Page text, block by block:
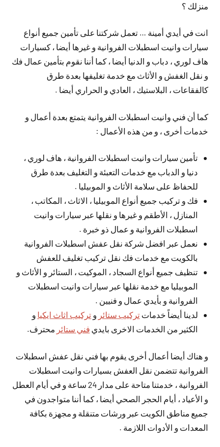
منزلك ؟
انت في أيدي أمينة … تعمل شركتنا على تأمين جميع أنواع
سيارات وانيت اسطبلات الفروانية و غيرها أيضا ، كسيارات
هاف لوري ، دباب و الدنيا أيضا ، كما أننا نقوم بتأمين عمال فك
و نقل الغفش و الأثاث مع خدمة تغليفها بعدة طرق
كالفقاعات ، البلاستيك ، العادي و الحراري أيضا .
كما أن فني وانيت اسطبلات الفروانية يتمتع بعدة أعمال و
خدمات أخرى ، و من هذه الأعمال :
تأمين سيارات وانيت اسطبلات الفروانية ، هاف لوري ،
دنيا و الدباب مع خدمات التعبئة و التغليف بعدة طرق
للحفاظ على سلامة الأثاث و الموبيليا .
فك و تركيب جميع أنواع الموبيليا ، الاثاث ، المكاتب ،
المنازل ، الأطقم و غيرها و نقلها عبر سيارات وانيت
اسطبلات الفروانية و عمال ذو خبرة .
نعمل عبر افضل شركة نقل عفش اسطبلات الفروانية
بالكويت مع خدمات فك نقل تركيب تغليف للعفش
تنظيف جميع أنواع السجاد ، الموكيت ، الستائر و الأثاث و
الموبيليا مع خدمة نقلها عبر سيارات وانيت اسطبلات
الفروانية و بأيدي عمال و فنيين .
لدينا أيضاً خدماتتركيب ستائر وتركيب اثاث ايكيا و
الكثير من الخدمات الاخرى بايدي فني ستائر محترف.
و هناك أيضا أعمال أخرى يقوم بها فني نقل عفش اسطبلات
الفروانية تتضمن نقل العفش بسيارات وانيت اسطبلات
الفروانية ، خدمتنا متاحة على مدار 24 ساعة و في أيام العطل
و الأعياد ، أيام الحجر الصحي أيضا ، كما أننا متواجدون في
جميع مناطق الكويت عبر ورشات متنقلة و مجهزة بكافة
المعدات و الأدوات اللازمة .